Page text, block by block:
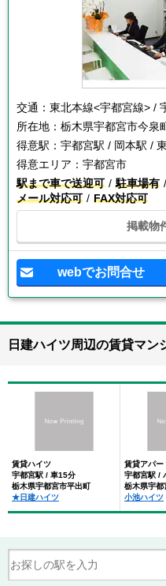
交通： 東北本線<宇都宮線> /
所在地： 栃木県宇都宮市今泉
得意駅： 宇都宮駅 / 岡本駅 /
得意エリア： 宇都宮市
駅まで車で送迎可
駐車場有
メール対応可
FAX対応可
掲載物
webでお問合せ
日建ハイツ周辺の賃貸マン
賃貸ハイツ
宇都宮駅 / 車15分
栃木県宇都宮市平出町
★日建ハイツ
賃貸アパー
栃木県宇都
小池ハイツ